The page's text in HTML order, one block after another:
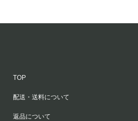
TOP
配送・送料について
返品について